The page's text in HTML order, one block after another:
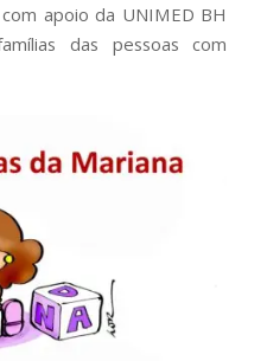
apoio da UNIMED BH
das pessoas com